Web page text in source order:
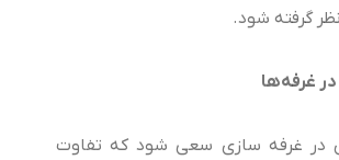
نظر گرفته شود.
غرفه‌ها
در غرفه سازی سعی شود که تفاوت